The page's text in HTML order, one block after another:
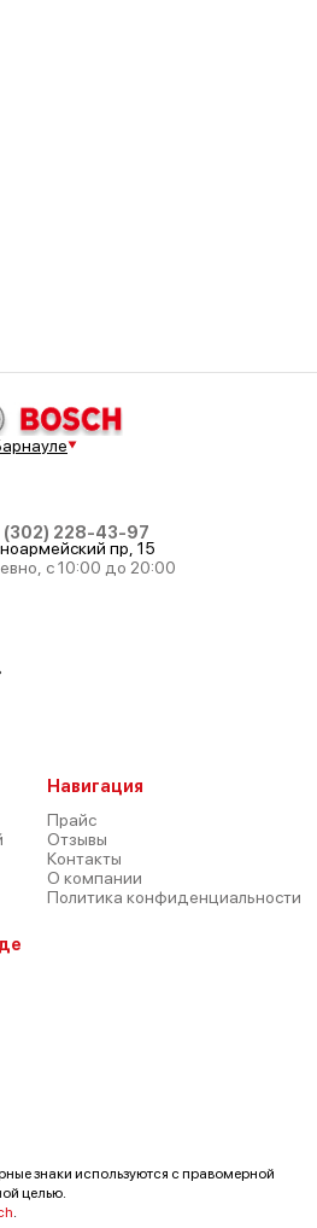
(302) 228-43-97
пр, 15
с 10:00 до 20:00
Навигация
Прайс
Отзывы
Контакты
О компании
Политика конфиденциальности
знаки используются с правомерной
целью.
.